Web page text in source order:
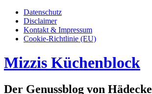
Datenschutz
Disclaimer
Kontakt & Impressum
Cookie-Richtlinie (EU)
Mizzis Küchenblock
Der Genussblog von Hädecke